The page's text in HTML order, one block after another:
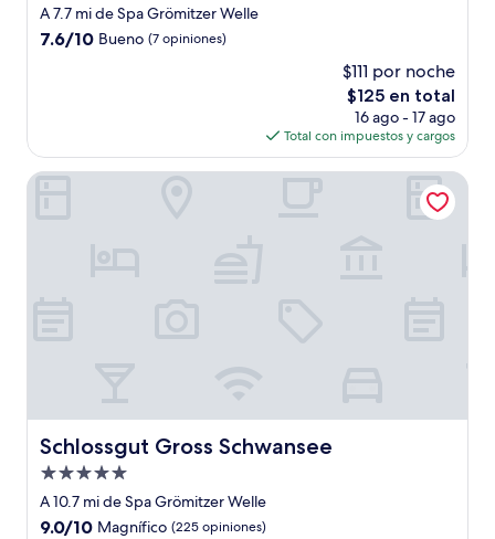
A 7.7 mi de Spa Grömitzer Welle
7.6
7.6/10 Bueno (7 opiniones)
$111 por noche
El
precio
actual
es
de
$125 en total
16 ago - 17 ago
Total con impuestos y cargos
Schlossgut Gross Schwansee
Schlossgut Gross Schwansee
Propiedad
de
5.0
A 10.7 mi de Spa Grömitzer Welle
9.0
9.0/10 Magnífico (225 opiniones)
Schlossgut Gross Schwansee